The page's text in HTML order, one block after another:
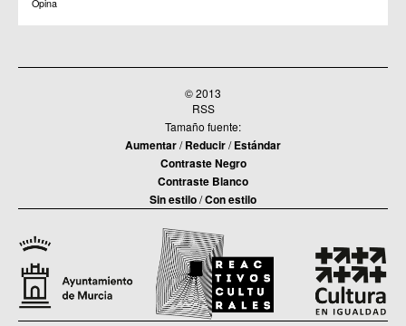
Opina
© 2013
RSS
Tamaño fuente:
Aumentar/Reducir/Estándar
Contraste Negro
Contraste Blanco
Sin estilo/Con estilo